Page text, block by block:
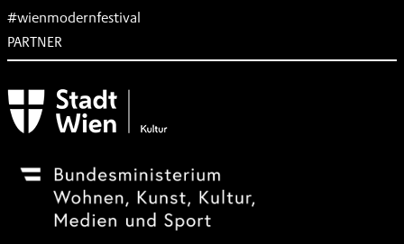
#wienmodernfestival
PARTNER
Subventionsgeber